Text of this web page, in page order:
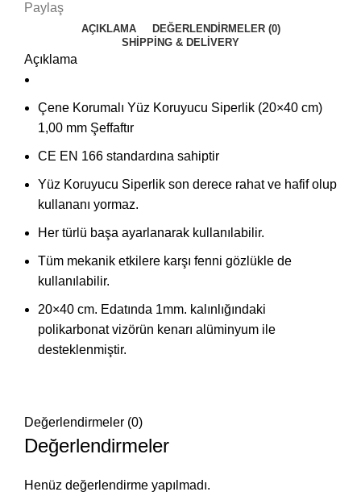
Paylaş
AÇIKLAMA
DEĞERLENDIRMELER (0)
SHIPPING & DELIVERY
Açıklama
Çene Korumalı Yüz Koruyucu Siperlik (20×40 cm)
1,00 mm Şeffaftır
CE EN 166 standardına sahiptir
Yüz Koruyucu Siperlik son derece rahat ve hafif olup
kullananı yormaz.
Her türlü başa ayarlanarak kullanılabilir.
Tüm mekanik etkilere karşı fenni gözlükle de
kullanılabilir.
20×40 cm. Edatında 1mm. kalınlığındaki
polikarbonat vizörün kenarı alüminyum ile
desteklenmiştir.
Değerlendirmeler (0)
Değerlendirmeler
Henüz değerlendirme yapılmadı.